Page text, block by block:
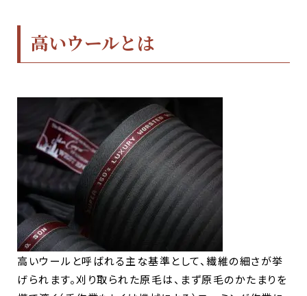
高いウールとは
高いウールと呼ばれる主な基準として、繊維の細さが挙
げられます。刈り取られた原毛は、まず原毛のかたまりを